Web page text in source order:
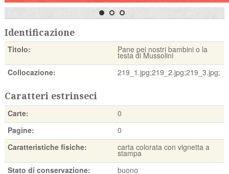
Identificazione
Titolo: Pane pei nostri bambini o la
testa di Mussolini
Collocazione:
219_1.jpg;219_2.jpg;219_3.jpg;
Caratteri estrinseci
Carte:
0
Pagine:
0
Caratteristiche fisiche:
carta colorata con vignetta a
stampa
Stato di conservazione:
buono